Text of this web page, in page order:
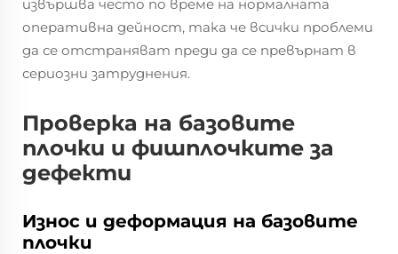
извършва често по време на нормалната
оперативна дейност, така че всички проблеми
да се отстраняват преди да се превърнат в
сериозни затруднения.
Проверка на базовите
плочки и фишплочките за
дефекти
Износ и деформация на базовите
плочки